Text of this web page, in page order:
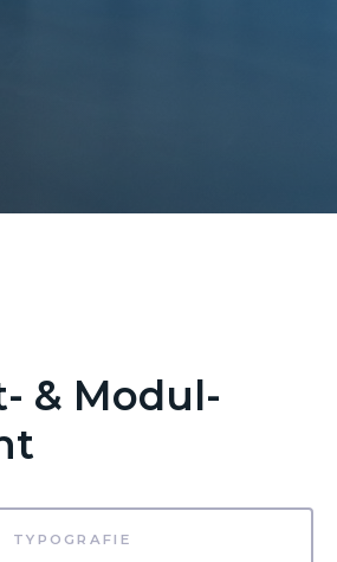
& Modul-
TYPOGRAFIE